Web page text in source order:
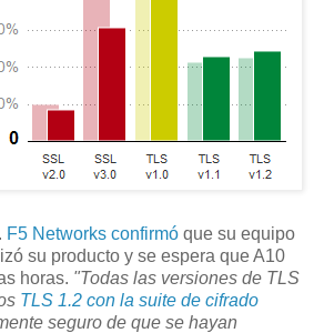
F5 Networks confirmó que su equipo
su producto y se espera que A10
horas. "Todas las versiones de TLS
TLS 1.2 con la suite de cifrado
seguro de que se hayan